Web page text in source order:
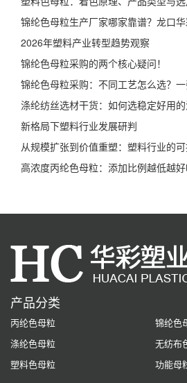
2026年塑料产业转型趋势观察
锦纶色母粒采购的两个核心疑问！
锦纶色母粒采购：不同工艺怎么选？
涤纶纺丝选材干货：如何选稳定好用
新格局下塑料行业发展研判
从规模扩张到价值重塑：塑料行业的
高浓度丙纶色母粒：添加比例越低越
产品分类
丙纶色母粒
锦纶色
涤纶色母粒
无纺布
塑料色母粒
功能母